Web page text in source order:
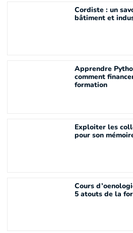
Cordiste : un
bâtiment et
Apprendre
comment
formation
Exploiter les
pour son
Cours
5 atouts de la